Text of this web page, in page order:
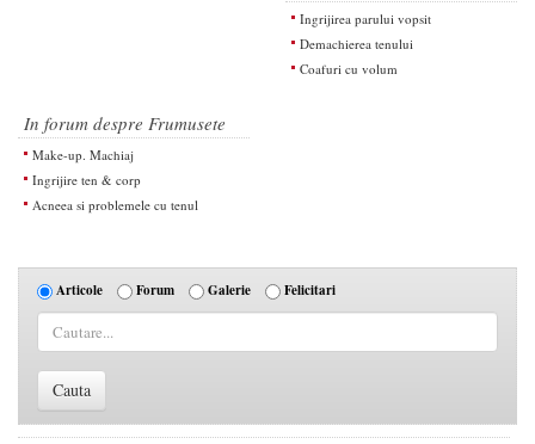
Ingrijirea parului vopsit
Demachierea tenului
Coafuri cu volum
In forum despre Frumusete
Make-up. Machiaj
Ingrijire ten & corp
Acneea si problemele cu tenul
Articole Forum Galerie Felicitari